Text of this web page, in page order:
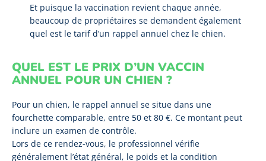
Et puisque la vaccination revient chaque année,
beaucoup de propriétaires se demandent également
quel est le tarif d’un rappel annuel chez le chien.
QUEL EST LE PRIX D’UN VACCIN
ANNUEL POUR UN CHIEN ?
Pour un chien, le rappel annuel se situe dans une
fourchette comparable, entre 50 et 80 €. Ce montant peut
inclure un examen de contrôle.
Lors de ce rendez-vous, le professionnel vérifie
généralement l’état général, le poids et la condition